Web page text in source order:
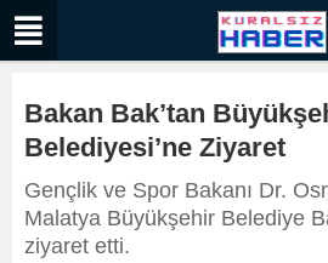
Bakan Bak’tan
Belediyesi’ne Ziyaret
Gençlik ve Spor Bakanı Dr.
Malatya Büyükşehir Belediye
ziyaret etti.